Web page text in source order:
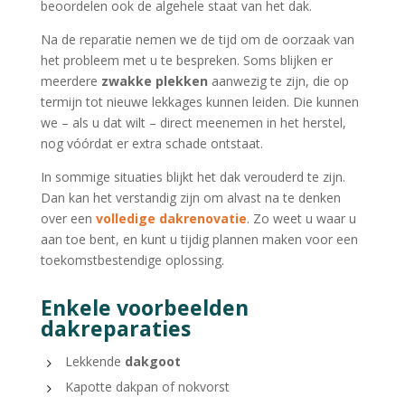
beoordelen ook de algehele staat van het dak.
Na de reparatie nemen we de tijd om de oorzaak van
het probleem met u te bespreken. Soms blijken er
meerdere zwakke plekken aanwezig te zijn, die op
termijn tot nieuwe lekkages kunnen leiden. Die kunnen
we – als u dat wilt – direct meenemen in het herstel,
nog vóórdat er extra schade ontstaat.
In sommige situaties blijkt het dak verouderd te zijn.
Dan kan het verstandig zijn om alvast na te denken
over een volledige dakrenovatie. Zo weet u waar u
aan toe bent, en kunt u tijdig plannen maken voor een
toekomstbestendige oplossing.
Enkele voorbeelden
dakreparaties
Lekkende dakgoot
Kapotte dakpan of nokvorst